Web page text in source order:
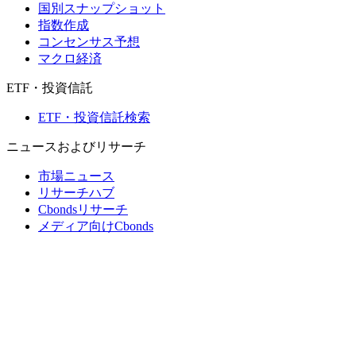
国別スナップショット
指数作成
コンセンサス予想
マクロ経済
ETF・投資信託
ETF・投資信託検索
ニュースおよびリサーチ
市場ニュース
リサーチハブ
Cbondsリサーチ
メディア向けCbonds